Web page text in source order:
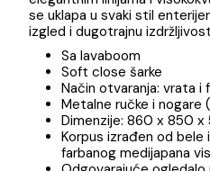
šarkama kombinuje
savršeno odgovarajući
ormarić nudi veliki prostor
dok lavaboom dodatno
Close šarke
ormarić i produžujući mu
elegantnim linijama i
se uklapa u svaki stil
izgled i dugotrajnu